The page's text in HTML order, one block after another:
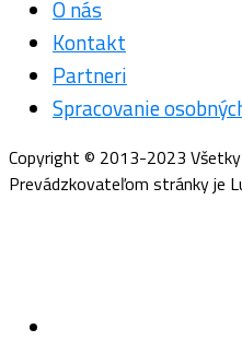
O nás
Kontakt
Partneri
Spracovanie
Copyright © 2013-2023 Všetky
Prevádzkovateľom stránky je